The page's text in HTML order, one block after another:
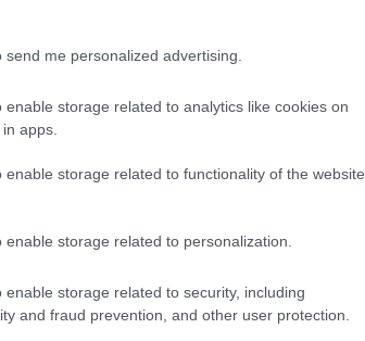
me personalized advertising.
enable storage related to analytics like cookies on
apps.
enable storage related to functionality of the website
storage related to personalization.
enable storage related to security, including
and fraud prevention, and other user protection.